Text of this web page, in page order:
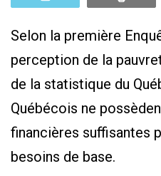
Selon la première
perception de la
de la statistique du
Québécois ne
financières suffisantes
besoins de base.